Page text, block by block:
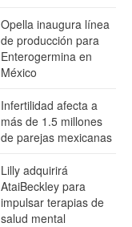
Opella inaugura línea
de producción para
Enterogermina en
México
Infertilidad afecta a
más de 1.5 millones
de parejas mexicanas
Lilly adquirirá
AtaiBeckley para
impulsar terapias de
salud mental